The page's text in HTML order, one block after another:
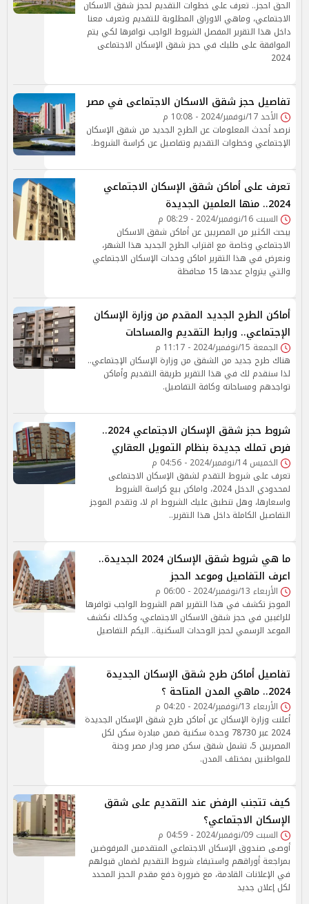
الحق احجز.. تعرف على خطوات التقديم لحجز شقق الاسكان
الاجتماعي، وماهي الاوراق المطلوبة للتقديم وتعرف معنا
داخل هذا التقرير المفصل الشروط الواجب توافرها لكي يتم
الموافقة على طلبك في حجز شقق الإسكان الاجتماعى
2024
تفاصيل حجز شقق الاسكان الاجتماعى في مصر
الأحد 17/نوفمبر/2024 - 10:08 م
نرصد أحدث المعلومات عن الطرح الجديد من شقق الإسكان
الإجتماعي وخطوات التقديم وتفاصيل عن كراسة الشروط.
تعرف على أماكن شقق الإسكان الاجتماعي
2024.. منها العلمين الجديدة
السبت 16/نوفمبر/2024 - 08:29 م
يبحث الكثير من المصريين عن أماكن شقق الاسكان
الاجتماعي وخاصة مع اقتراب الطرح الجديد هذا الشهر،
ونعرض في هذا التقرير اماكن وحدات الإسكان الاجتماعي
والتي يترواح عددها 15 محافظة
أماكن الطرح الجديد المقدم من وزارة الإسكان
الإجتماعي.. ورابط التقديم والمساحات
الجمعة 15/نوفمبر/2024 - 11:17 م
هناك طرح جديد من الشقق من وزارة الإسكان الإجتماعي..
لذا سنقدم لك في هذا التقرير طريقة التقديم وأماكن
تواجدهم ومساحاته وكافة التفاصيل.
شروط حجز شقق الإسكان الاجتماعي 2024..
فرص تملك جديدة بنظام التمويل العقاري
الخميس 14/نوفمبر/2024 - 04:56 م
تعرف على شروط التقدم لشقق الإسكان الاجتماعى
لمحدودي الدخل 2024، واماكن بيع كراسة الشروط
واسعارها، وهل تنطبق عليك الشروط ام لا، وتقدم الموجز
التفاصيل الكاملة داخل هذا التقرير..
ما هي شروط شقق الإسكان 2024 الجديدة..
اعرف التفاصيل وموعد الحجز
الأربعاء 13/نوفمبر/2024 - 06:00 م
الموجز تكشف في هذا التقرير اهم الشروط الواجب توافرها
للراغبين في حجز شقق الاسكان الاجتماعي، وكذلك نكشف
الموعد الرسمي لحجز الوحدات السكنية.. اليكم التفاصيل
تفاصيل أماكن طرح شقق الإسكان الجديدة
2024.. ماهي المدن المتاحة ؟
الأربعاء 13/نوفمبر/2024 - 04:20 م
أعلنت وزارة الإسكان عن أماكن طرح شقق الإسكان الجديدة
2024 عبر 78730 وحدة سكنية ضمن مبادرة سكن لكل
المصريين 5، تشمل شقق سكن مصر ودار مصر وجنة
للمواطنين بمختلف المدن.
كيف تتجنب الرفض عند التقديم على شقق
الإسكان الاجتماعي؟
السبت 09/نوفمبر/2024 - 04:59 م
أوصى صندوق الإسكان الاجتماعي المتقدمين المرفوضين
بمراجعة أوراقهم واستيفاء شروط التقديم لضمان قبولهم
في الإعلانات القادمة، مع ضرورة دفع مقدم الحجز المحدد
لكل إعلان جديد